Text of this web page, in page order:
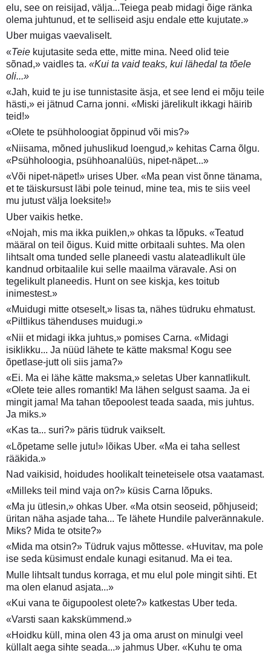
elu, see on reisijad, välja...Teiega peab midagi õige ränka
olema juhtunud, et te selliseid asju endale ette kujutate.»
Uber muigas vaevaliselt.
«Teie kujutasite seda ette, mitte mina. Need olid teie
sõnad,» vaidles ta. «Kui ta vaid teaks, kui lähedal ta tõele
oli...»
«Jah, kuid te ju ise tunnistasite äsja, et see lend ei mõju teile
hästi,» ei jätnud Carna jonni. «Miski järelikult ikkagi häirib
teid!»
«Olete te psühholoogiat õppinud või mis?»
«Niisama, mõned juhuslikud loengud,» kehitas Carna õlgu.
«Psühholoogia, psühhoanalüüs, nipet-näpet...»
«Või nipet-näpet!» urises Uber. «Ma pean vist õnne tänama,
et te täiskursust läbi pole teinud, mine tea, mis te siis veel
mu jutust välja loeksite!»
Uber vaikis hetke.
«Nojah, mis ma ikka puiklen,» ohkas ta lõpuks. «Teatud
määral on teil õigus. Kuid mitte orbitaali suhtes. Ma olen
lihtsalt oma tunded selle planeedi vastu alateadlikult üle
kandnud orbitaalile kui selle maailma väravale. Asi on
tegelikult planeedis. Hunt on see kiskja, kes toitub
inimestest.»
«Muidugi mitte otseselt,» lisas ta, nähes tüdruku ehmatust.
«Piltlikus tähenduses muidugi.»
«Nii et midagi ikka juhtus,» pomises Carna. «Midagi
isiklikku... Ja nüüd lähete te kätte maksma! Kogu see
õpetlase-jutt oli siis jama?»
«Ei. Ma ei lähe kätte maksma,» seletas Uber kannatlikult.
«Olete teie alles romantik! Ma lähen selgust saama. Ja ei
mingit jama! Ma tahan tõepoolest teada saada, mis juhtus.
Ja miks.»
«Kas ta... suri?» päris tüdruk vaikselt.
«Lõpetame selle jutu!» lõikas Uber. «Ma ei taha sellest
rääkida.»
Nad vaikisid, hoidudes hoolikalt teineteisele otsa vaatamast.
«Milleks teil mind vaja on?» küsis Carna lõpuks.
«Ma ju ütlesin,» ohkas Uber. «Ma otsin seoseid, põhjuseid;
üritan näha asjade taha... Te lähete Hundile palverännakule.
Miks? Mida te otsite?»
«Mida ma otsin?» Tüdruk vajus mõttesse. «Huvitav, ma pole
ise seda küsimust endale kunagi esitanud. Ma ei tea.
Mulle lihtsalt tundus korraga, et mu elul pole mingit sihti. Et
ma olen elanud asjata...»
«Kui vana te õigupoolest olete?» katkestas Uber teda.
«Varsti saan kakskümmend.»
«Hoidku küll, mina olen 43 ja oma arust on minulgi veel
küllalt aega sihte seada...» jahmus Uber. «Kuhu te oma